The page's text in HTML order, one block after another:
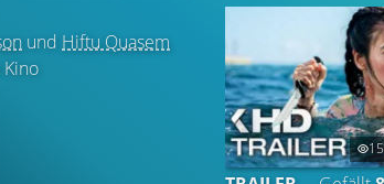
und Hiftu Quasem